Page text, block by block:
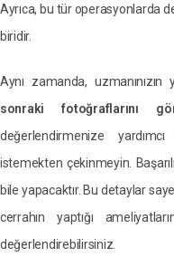
Ayrıca, bu tür operasyonlarda
biridir.
Aynı zamanda, uzmanınızın
sonraki fotoğraflarını
değerlendirmenize
istemekten çekinmeyin.
bile yapacaktır. Bu detaylar
cerrahın yaptığı
değerlendirebilirsiniz.